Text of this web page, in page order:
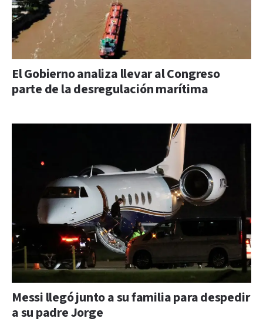
El Gobierno analiza llevar al Congreso
parte de la desregulación marítima
Messi llegó junto a su familia para despedir
a su padre Jorge